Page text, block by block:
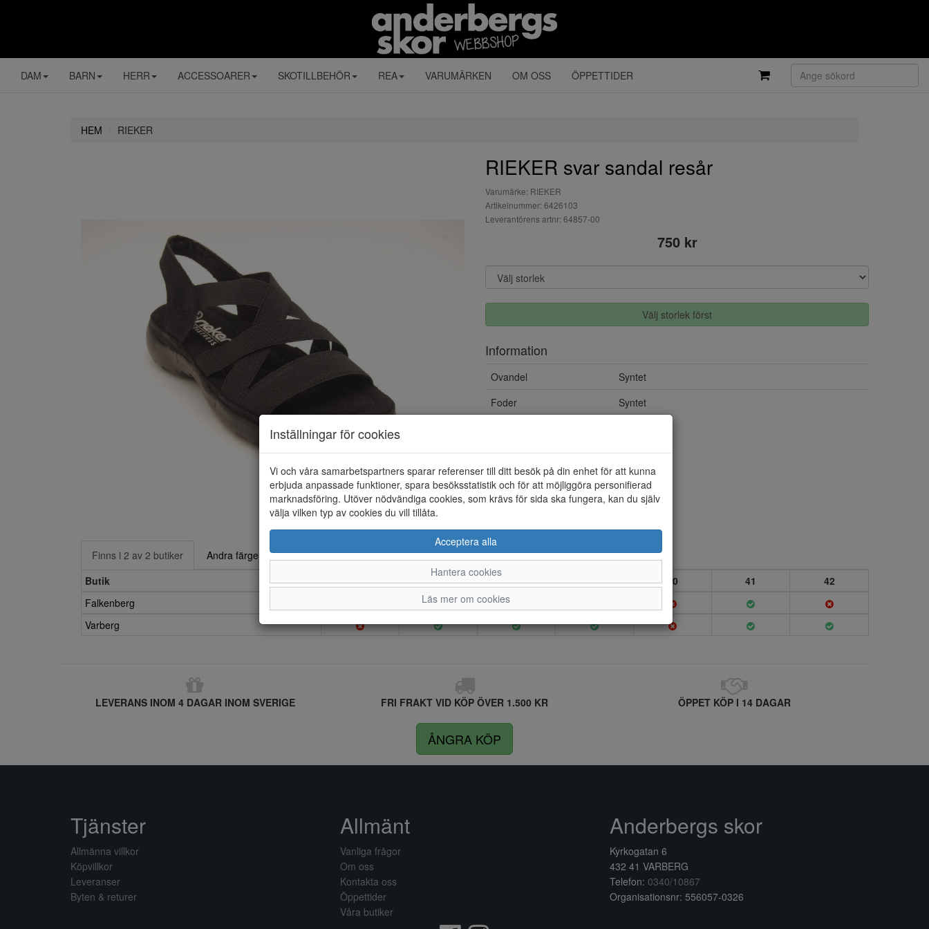
DAM BARN HERR ACCESSOARER SKOTILLBEHÖR REA VARUMÄRKEN OM OSS ÖPPETTIDER
HEM RIEKER
RIEKER svar sandal resår
Varumärke: RIEKER
Artikelnummer: 6426103
Leverantörens artnr: 64857-00
750 kr
Välj storlek först
Information
Ovandel
Syntet
Foder
Syntet
Finns i 2 av 2 butiker
Andra färger
Butik
36 37 38 39 40 41
42
Falkenberg
Varberg
LEVERANS INOM 4 DAGAR INOM SVERIGE FRI FRAKT VID KÖP ÖVER 1.500 KR ÖPPET KÖP I 14 DAGAR
ÅNGRA KÖP
Inställningar för cookies
Vi och våra samarbetspartners sparar referenser till ditt besök på din enhet för att kunna
erbjuda anpassade funktioner, spara besöksstatistik och för att möjliggöra personifierad
marknadsföring. Utöver nödvändiga cookies, som krävs för sida ska fungera, kan du själv
välja vilken typ av cookies du vill tillåta.
Acceptera alla
Hantera cookies
Läs mer om cookies
Tjänster
Allmänna villkor
Köpvillkor
Leveranser
Byten & returer
Allmänt
Vanliga frågor
Om oss
Kontakta oss
Öppettider
Våra butiker
Anderbergs skor
Kyrkogatan 6
432 41 VARBERG
Telefon: 0340/10867
Organisationsnr: 556057-0326